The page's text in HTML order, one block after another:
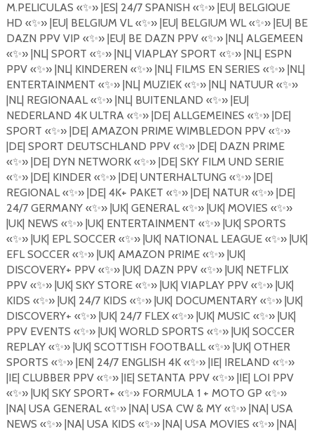
M.PELICULAS «✨»|ES| 24/7 SPANISH «✨»|EU| BELGIQUE
HD «✨»|EU| BELGIUM VL«✨»|EU| BELGIUM WL«✨»|EU| BE
DAZN PPV VIP «✨»|EU| BE DAZN PPV «✨»|NL| ALGEMEEN
«✨»|NL| SPORT «✨»|NL| VIAPLAY SPORT «✨»|NL| ESPN
PPV «✨»|NL| KINDEREN «✨»|NL| FILMS EN SERIES «✨»|NL|
ENTERTAINMENT «✨»|NL| MUZIEK «✨»|NL| NATUUR «✨»
|NL| REGIONAAL«✨»|NL| BUITENLAND «✨»|EU|
NEDERLAND 4K ULTRA «✨»|DE| ALLGEMEINES «✨»|DE|
SPORT «✨»|DE| AMAZON PRIME WIMBLEDON PPV «✨»
|DE| SPORT DEUTSCHLAND PPV «✨»|DE| DAZN PRIME
«✨»|DE| DYN NETWORK «✨»|DE| SKY FILM UND SERIE
«✨»|DE| KINDER «✨»|DE| UNTERHALTUNG «✨»|DE|
REGIONAL«✨»|DE| 4K+ PAKET «✨»|DE| NATUR «✨»|DE|
24/7 GERMANY «✨»|UK| GENERAL«✨»|UK| MOVIES «✨»
|UK| NEWS «✨»|UK| ENTERTAINMENT «✨»|UK| SPORTS
«✨»|UK| EPL SOCCER «✨»|UK| NATIONAL LEAGUE «✨»|UK|
EFL SOCCER «✨»|UK| AMAZON PRIME «✨»|UK|
DISCOVERY+ PPV «✨»|UK| DAZN PPV «✨»|UK| NETFLIX
PPV «✨»|UK| SKY STORE «✨»|UK| VIAPLAY PPV «✨»|UK|
KIDS «✨»|UK| 24/7 KIDS «✨»|UK| DOCUMENTARY «✨»|UK|
DISCOVERY+ «✨»|UK| 24/7 FLEX «✨»|UK| MUSIC «✨»|UK|
PPV EVENTS «✨»|UK| WORLD SPORTS «✨»|UK| SOCCER
REPLAY «✨»|UK| SCOTTISH FOOTBALL«✨»|UK| OTHER
SPORTS «✨»|EN| 24/7 ENGLISH 4K «✨»|IE| IRELAND «✨»
|IE| CLUBBER PPV «✨»|IE| SETANTA PPV «✨»|IE| LOI PPV
«✨»|UK| SKY SPORT+ «✨»FORMULA 1 + MOTO GP «✨»
|NA| USA GENERAL«✨»|NA| USA CW & MY «✨»|NA| USA
NEWS «✨»|NA| USA KIDS «✨»|NA| USA MOVIES «✨»|NA|